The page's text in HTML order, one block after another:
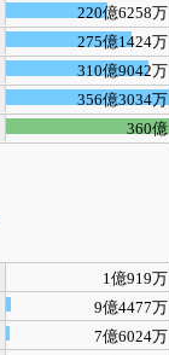
220億6258万
275億1424万
310億9042万
356億3034万
360億
1億919万
9億4477万
7億6024万